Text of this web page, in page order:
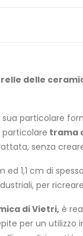
delle
particolare
trama
senza
ed 1,1 cm di
per
di Vietri, è
per un utilizzo